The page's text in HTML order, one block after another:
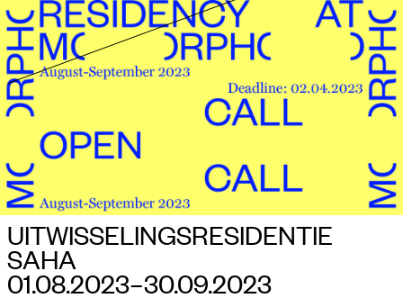
UITWISSELINGS­RESIDENTIE
SAHA
01.08.2023–​30.09.2023